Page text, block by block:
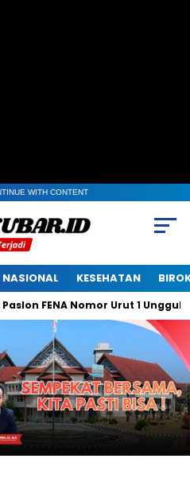
WITH CONTENT
NASIONAL KESEHATAN
Nomor Urut 1 Unggul di